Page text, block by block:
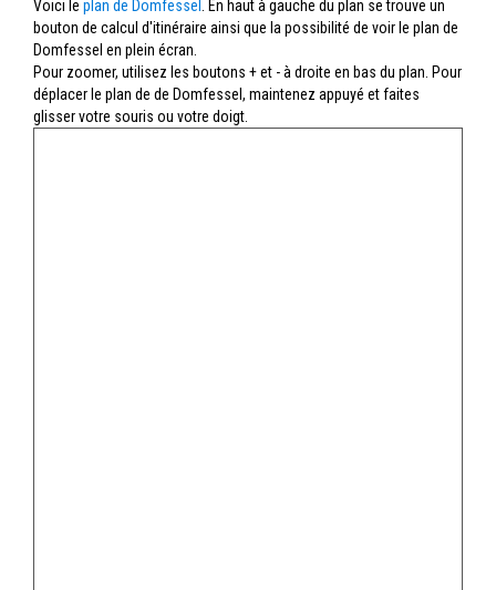
Voici le plan de Domfessel
. En haut à gauche du plan se trouve un
bouton de calcul d'itinéraire ainsi que la possibilité de voir le plan de
Domfessel en plein écran.
Pour zoomer, utilisez les boutons + et - à droite en bas du plan. Pour
déplacer le plan de de Domfessel, maintenez appuyé et faites
glisser votre souris ou votre doigt.